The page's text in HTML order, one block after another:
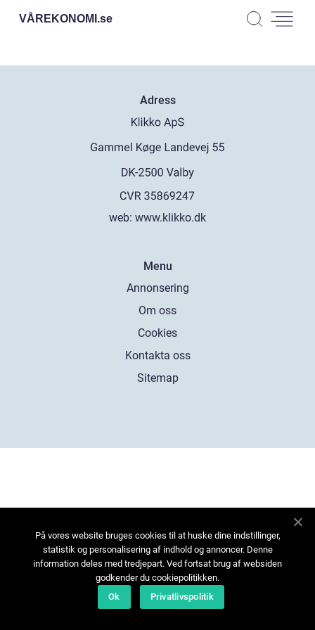
VÅREKONOMI.se
Adress
web: www.klikko.dk
Menu
Annonsering
Om oss
Cookies
Kontakta oss
Sitemap
På vores website bruges cookies til at huske dine indstillinger,
statistik og personalisering af indhold og annoncer. Denne
information deles med tredjepart. Ved fortsat brug af websiden
godkender du cookiepolitikken.
Ok
Privatlivspolitik